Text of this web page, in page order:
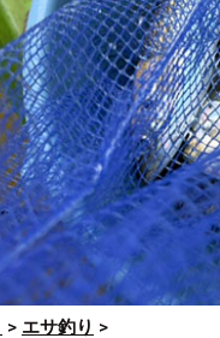
> エサ釣り >